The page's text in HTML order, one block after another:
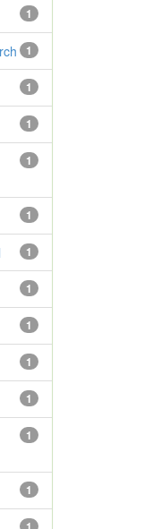
1
1
1
1
1
1
1
1
1
1
1
1
1